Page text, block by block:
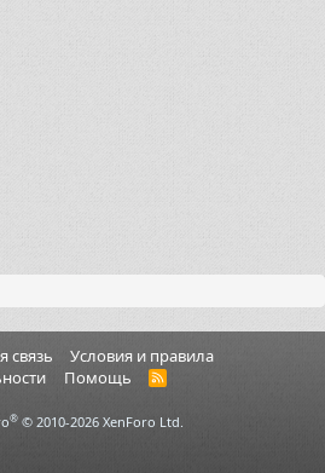
связь
Условия и правила
Помощь
R
® © 2010-2026 XenForo Ltd.